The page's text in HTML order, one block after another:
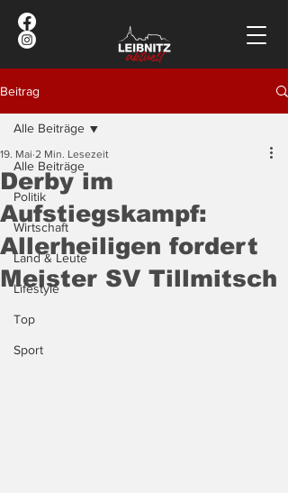
Beitrag
Alle Beiträge
Politik
Wirtschaft
Land & Leute
Lifestyle
Top
Sport
Alle Beiträge
Derby im
Aufstiegskampf:
Allerheiligen fordert
Meister SV Tillmitsch
19. Mai 2 Min. Lesezeit